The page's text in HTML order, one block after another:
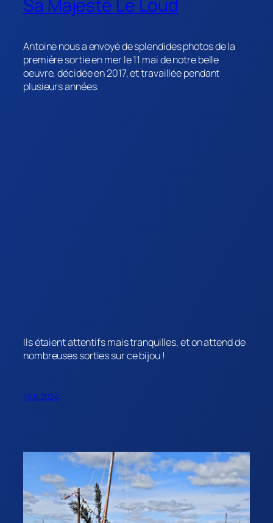
Sa Majesté Le Loud
Antoine nous a envoyé de splendides photos de la
première sortie en mer le 11 mai de notre belle
oeuvre, décidée en 2017, et travaillée pendant
plusieurs années.
Ils étaient attentifs mais tranquilles, et on attend de
nombreuses sorties sur ce bijou !
19.5.2024